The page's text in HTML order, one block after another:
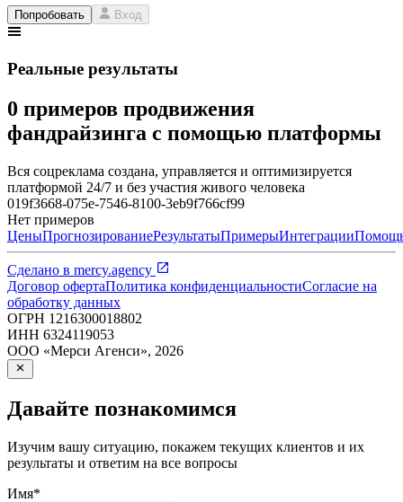
Попробовать Вход
Реальные результаты
0 примеров продвижения
фандрайзинга с помощью платформы
Вся соцреклама создана, управляется и оптимизируется
платформой 24/7 и без участия живого человека
019f3668-075e-7546-8100-3eb9f766cf99
Нет примеров
ЦеныПрогнозированиеРезультатыПримерыИнтеграции
Сделано в mercy.agency
Договор офертаПолитика конфиденциальностиСогласие на
обработку данных
ОГРН 1216300018802
ИНН 6324119053
ООО «Мерси Агенси», 2026
Давайте познакомимся
Изучим вашу ситуацию, покажем текущих клиентов и их
результаты и ответим на все вопросы
Имя*